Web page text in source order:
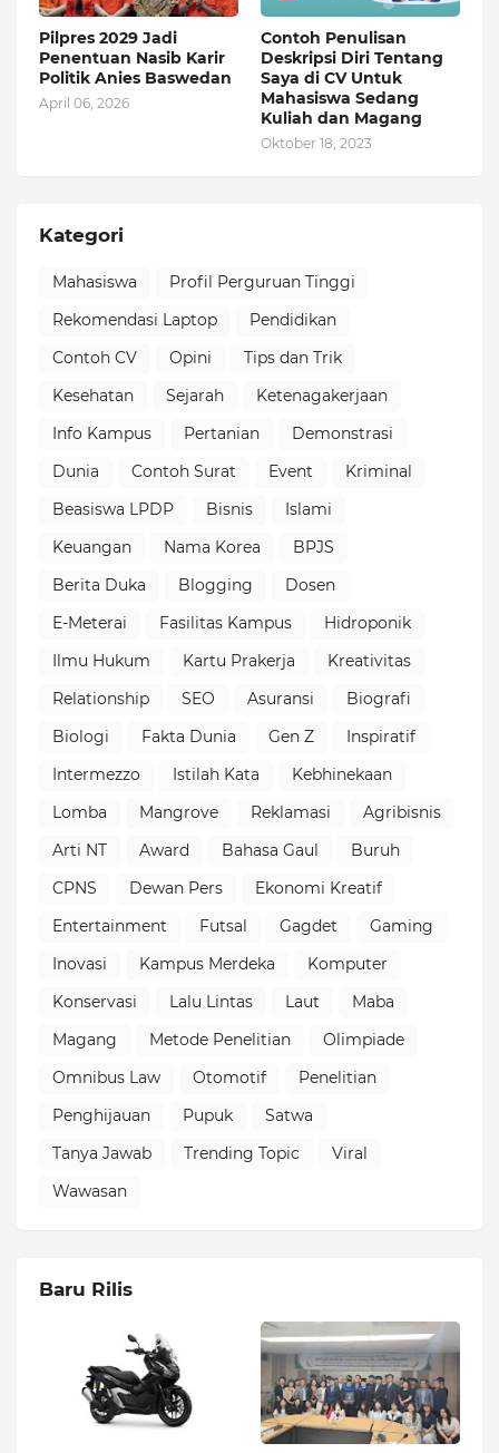
Pilpres 2029 Jadi
Penentuan Nasib Karir
Politik Anies Baswedan
April 06, 2026
Contoh Penulisan
Deskripsi Diri Tentang
Saya di CV Untuk
Mahasiswa Sedang
Kuliah dan Magang
Oktober 18, 2023
Kategori
Mahasiswa
Profil Perguruan Tinggi
Rekomendasi Laptop
Pendidikan
Contoh CV
Opini
Tips dan Trik
Kesehatan
Sejarah
Ketenagakerjaan
Info Kampus
Pertanian
Demonstrasi
Dunia
Contoh Surat Event
Kriminal
Beasiswa LPDP
Bisnis
Islami
Keuangan
Nama Korea
BPJS
Berita Duka
Blogging
Dosen
E-Meterai
Fasilitas Kampus
Hidroponik
Ilmu Hukum
Kartu Prakerja
Kreativitas
Relationship
SEO Asuransi
Biografi
Biologi
Fakta Dunia Gen Z
Inspiratif
Intermezzo
Istilah Kata
Kebhinekaan
Lomba
Mangrove Reklamasi
Agribisnis
Arti NT
Award Bahasa Gaul
Buruh
CPNS
Dewan Pers
Ekonomi Kreatif
Entertainment
Futsal Gagdet
Gaming
Inovasi
Kampus Merdeka
Komputer
Konservasi
Lalu Lintas Laut
Maba
Magang
Metode Penelitian
Olimpiade
Omnibus Law
Otomotif
Penelitian
Penghijauan
Pupuk
Satwa
Tanya Jawab
Trending Topic
Viral
Wawasan
Baru Rilis